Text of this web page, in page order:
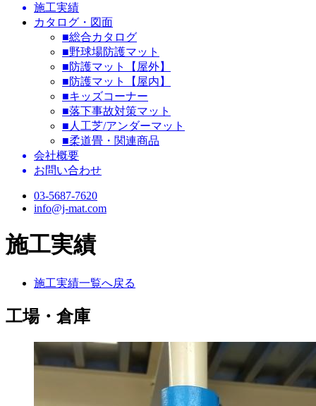
施工実績
カタログ・図面
■総合カタログ
■野球場防護マット
■防護マット【屋外】
■防護マット【屋内】
■キッズコーナー
■落下事故対策マット
■人工芝/アンダーマット
■柔道畳・関連商品
会社概要
お問い合わせ
03-5687-7620
info@j-mat.com
施工実績
施工実績一覧へ戻る
工場・倉庫